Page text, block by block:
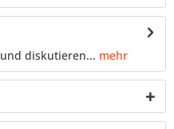
diskutieren... mehr